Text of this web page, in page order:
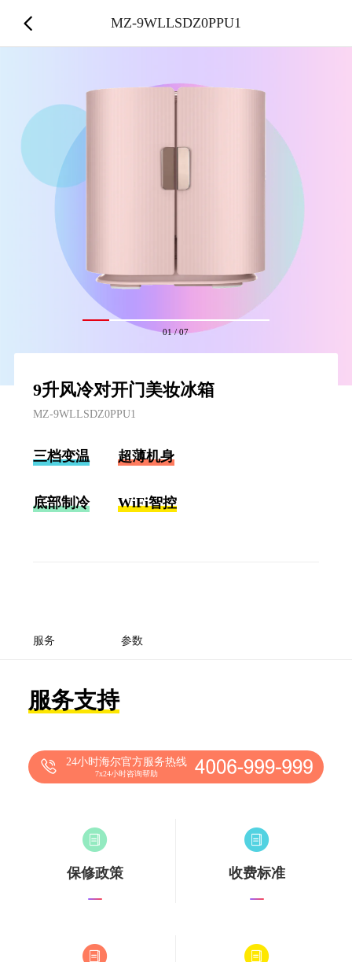
01/07
9升风冷对开门美妆冰箱
MZ-9WLLSDZ0PPU1
三档变温 超薄机身
底部制冷 WiFi智控
服务 参数
服务支持
24小时海尔官方服务热线
7x24小时咨询帮助
保修政策 收费标准
MZ-9WLLSDZ0PPU1